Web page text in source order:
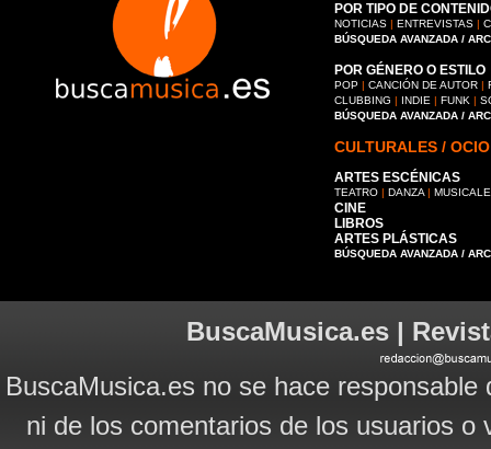
POR TIPO DE
NOTICIAS | ENTREVISTAS |
BÚSQUEDA AVANZADA /
POR GÉNERO O ESTILO
POP | CANCIÓN DE AUTOR |
CLUBBING | INDIE | FUNK |
BÚSQUEDA AVANZADA /
CULTURALES / OCIO
ARTES ESCÉNICAS
TEATRO | DANZA |
CINE
LIBROS
ARTES PLÁSTICAS
BÚSQUEDA AVANZADA /
BuscaMusica.es |
BuscaMusica.es no se hace
ni de los comentarios de los usuarios